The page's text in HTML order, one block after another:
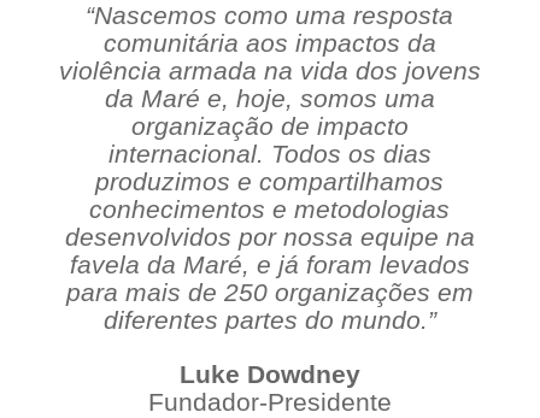
“Nascemos como uma resposta
comunitária aos impactos da
violência armada na vida dos jovens
da Maré e, hoje, somos uma
organização de impacto
internacional. Todos os dias
produzimos e compartilhamos
conhecimentos e metodologias
desenvolvidos por nossa equipe na
favela da Maré, e já foram levados
para mais de 250 organizações em
diferentes partes do mundo.”
Luke Dowdney
Fundador-Presidente